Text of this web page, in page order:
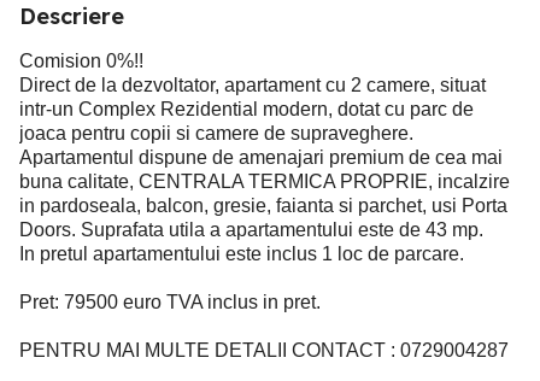
Descriere
Comision 0%!!
Direct de la dezvoltator, apartament cu 2 camere, situat
intr-un Complex Rezidential modern, dotat cu parc de
joaca pentru copii si camere de supraveghere.
Apartamentul dispune de amenajari premium de cea mai
buna calitate, CENTRALA TERMICA PROPRIE, incalzire
in pardoseala, balcon, gresie, faianta si parchet, usi Porta
Doors. Suprafata utila a apartamentului este de 43 mp.
In pretul apartamentului este inclus 1 loc de parcare.
Pret: 79500 euro TVA inclus in pret.
PENTRU MAI MULTE DETALII CONTACT : 0729004287